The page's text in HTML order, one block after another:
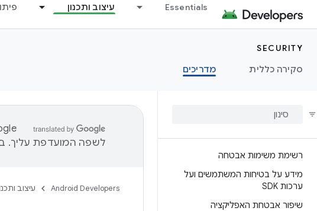
Essentials עיצוב ותכנון
SECURITY
סקירה כללית
מדריכים
רשימת משימות אבטחה
מידע על בטיחות המשתמשים ועל
ערכות SDK
שיפור אבטחת האפליקציה
לשפה המועדפת עליך.
Android Developers עיצוב